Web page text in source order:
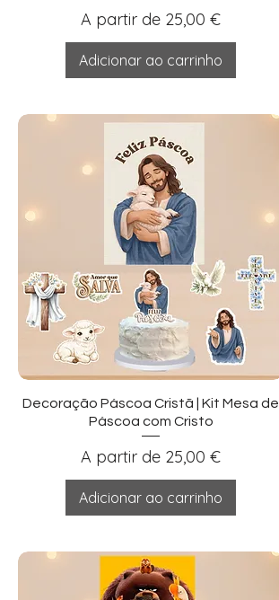
A partir de 25,00 €
Preço promocional
Adicionar ao carrinho
Visualização rápida
Decoração Páscoa Cristã | Kit Mesa de
Páscoa com Cristo
A partir de 25,00 €
Preço promocional
Adicionar ao carrinho